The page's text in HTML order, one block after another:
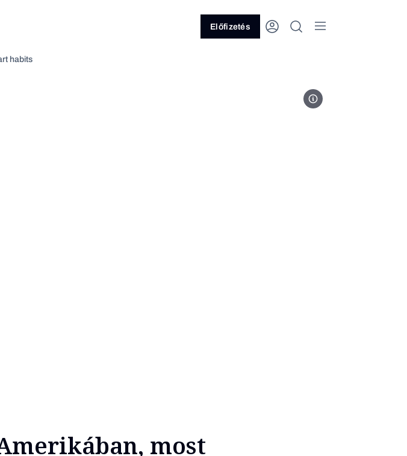
Előfizetés
habits
Fotó: Németh András Péter
most